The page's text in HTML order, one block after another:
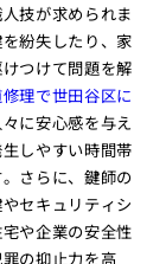
技が求められま
紛失したり、家
つけて問題を解
理で世田谷区に
に安心感を与え
しやすい時間帯
さらに、鍵師の
セキュリティシ
や企業の安全性
の抑止力を高